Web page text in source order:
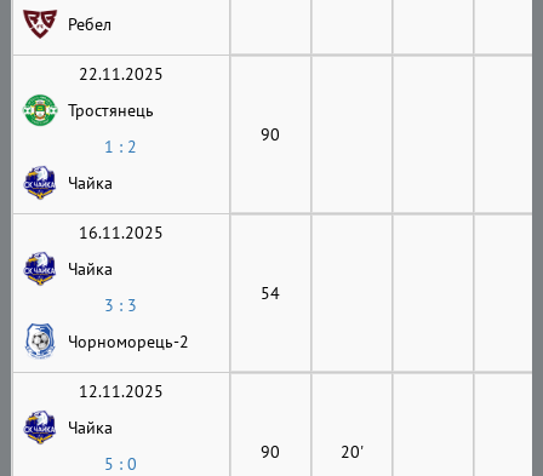
Ребел
22.11.2025
Тростянець
1 : 2
Чайка
90
16.11.2025
Чайка
3 : 3
Чорноморець-2
54
12.11.2025
Чайка
5 : 0
90 20'